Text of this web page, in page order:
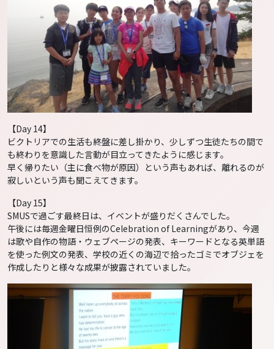
【Day 14】
ビクトリアでの生活も終盤に差し掛かり、少しずつ生徒たちの間で
も終わりを意識した言動が目立ってきたように感じます。
早く帰りたい（主に食べ物が原因）という声もあれば、離れるのが
寂しいという声も聞こえてきます。
【Day 15】
SMUSで過ごす最終日は、イベントが盛りだくさんでした。
午後には毎週金曜日恒例のCelebration of Learningがあり、今週
は歌や自作の物語・ウェブページの発表、キーワードとなる英単語
を使った例文の発表、学校の近くの海辺で拾ったゴミでオブジェを
作成したりと様々な成果が披露されていました。